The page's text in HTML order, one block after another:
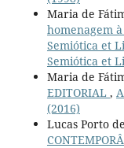
Maria de
homenagem
Semiótica et
Semiótica et
Maria de
EDITORIAL ,
(2016)
Lucas Porto